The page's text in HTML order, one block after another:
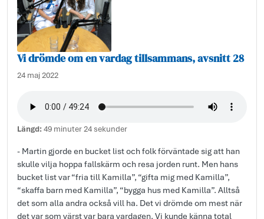
Vi drömde om en vardag tillsammans, avsnitt 28
24 maj 2022
Längd:49 minuter 24 sekunder
- Martin gjorde en bucket list och folk förväntade sig att han
skulle vilja hoppa fallskärm och resa jorden runt. Men hans
bucket list var “fria till Kamilla”, “gifta mig med Kamilla”,
“skaffa barn med Kamilla”, “bygga hus med Kamilla”. Alltså
det som alla andra också vill ha. Det vi drömde om mest när
det var som värst var bara vardagen. Vi kunde känna total